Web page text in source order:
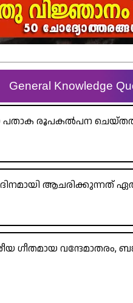
General Knowledge
പതാക രൂപകൽപന
ആചരിക്കുന്നത്
ഗീതമായ വന്ദേമാതരം,